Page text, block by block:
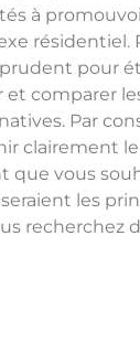
à
résidentiel.
pour
et comparer
Par
clairement
que vous
les
recherchez